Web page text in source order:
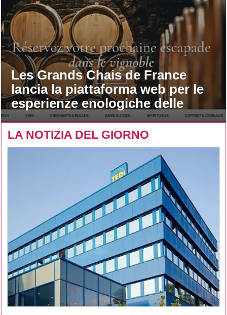
Les Grands Chais de France
lancia la piattaforma web per le
esperienze enologiche delle
maison
LA NOTIZIA DEL GIORNO